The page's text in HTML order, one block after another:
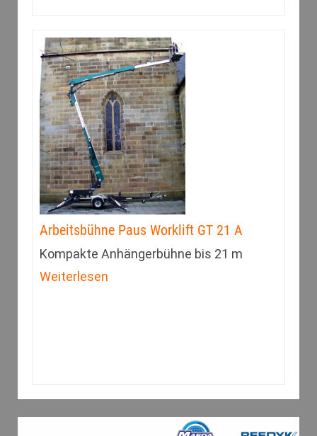
Arbeitsbühne Paus Worklift GT 21 A
Kompakte Anhängerbühne bis 21 m
Weiterlesen